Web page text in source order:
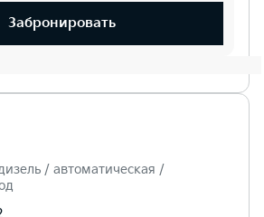
Забронировать
/ автоматическая /